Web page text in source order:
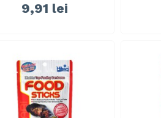
9,91 lei